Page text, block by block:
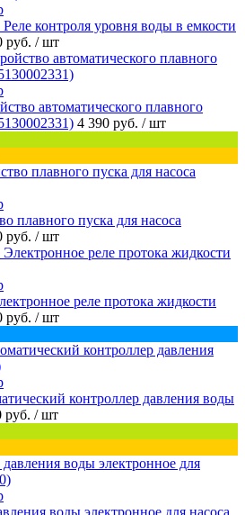
контроля уровня воды в емкости
руб. / шт
автоматического плавного
4 390 руб. / шт
плавного пуска для насоса
руб. / шт
реле протока жидкости
руб. / шт
контроллер давления воды
руб. / шт
воды электронное для насоса